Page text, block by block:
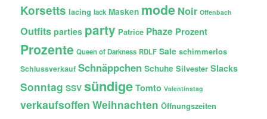
Korsetts lacing lack Masken mode Noir Offenbach
Outfits parties party Patrice Phaze Prozent
Prozente Queen of Darkness RDLF Sale schimmerlos
Schlussverkauf Schnäppchen Schuhe Silvester Slacks
Sonntag SSV sündige Tomto Valentinstag
verkaufsoffen Weihnachten Öffnungszeiten